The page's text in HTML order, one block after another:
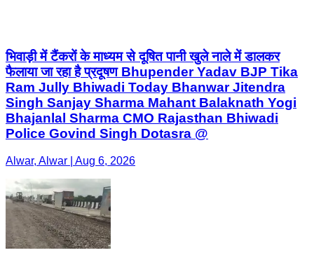
भिवाड़ी में टैंकरों के माध्यम से दूषित पानी खुले नाले में डालकर
फैलाया जा रहा है प्रदूषण Bhupender Yadav BJP Tika
Ram Jully Bhiwadi Today Bhanwar Jitendra
Singh Sanjay Sharma Mahant Balaknath Yogi
Bhajanlal Sharma CMO Rajasthan Bhiwadi
Police Govind Singh Dotasra @
Alwar, Alwar | Aug 6, 2026